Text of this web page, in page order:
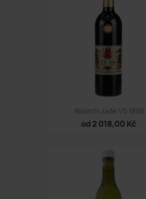
Absinth Jade VS 1898
od 2 018,00 Kč